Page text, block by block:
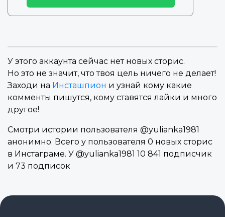
У этого аккаунта сейчас нет новых сторис.
Но это не значит, что твоя цель ничего не делает!
Заходи на Инсташпион и узнай кому какие
комменты пишутся, кому ставятся лайки и много
другое!
Смотри истории пользователя @yulianka1981
анонимно. Всего у пользователя 0 новых сторис
в Инстаграме. У @yulianka1981 10 841 подписчик
и 73 подписок